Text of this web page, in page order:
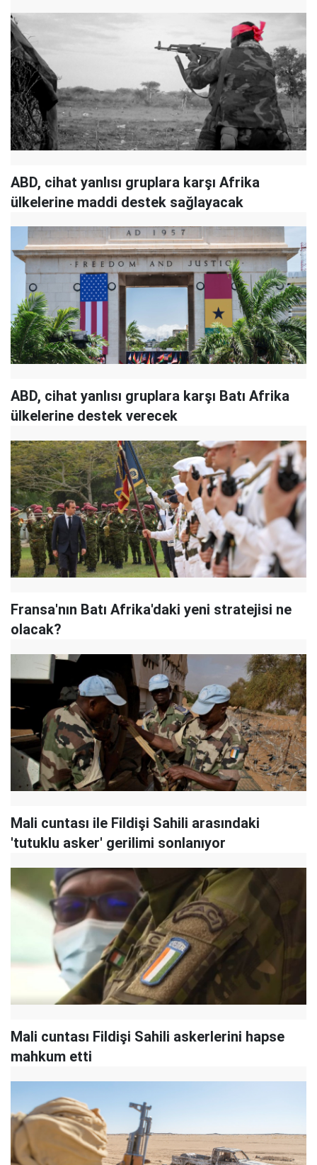
ABD, cihat yanlısı gruplara karşı Afrika
ülkelerine maddi destek sağlayacak
ABD, cihat yanlısı gruplara karşı Batı Afrika
ülkelerine destek verecek
Fransa'nın Batı Afrika'daki yeni stratejisi ne
olacak?
Mali cuntası ile Fildişi Sahili arasındaki
'tutuklu asker' gerilimi sonlanıyor
Mali cuntası Fildişi Sahili askerlerini hapse
mahkum etti